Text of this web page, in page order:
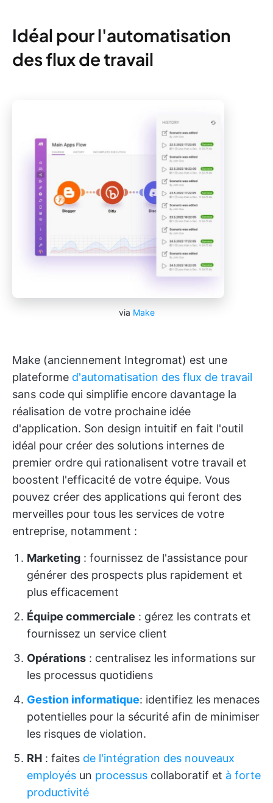
Idéal pour l'automatisation
des flux de travail
via Make
Make (anciennement Integromat) est une
plateforme d'automatisation des flux de travail
sans code qui simplifie encore davantage la
réalisation de votre prochaine idée
d'application. Son design intuitif en fait l'outil
idéal pour créer des solutions internes de
premier ordre qui rationalisent votre travail et
boostent l'efficacité de votre équipe. Vous
pouvez créer des applications qui feront des
merveilles pour tous les services de votre
entreprise, notamment :
Marketing : fournissez de l'assistance pour
générer des prospects plus rapidement et
plus efficacement
Équipe commerciale : gérez les contrats et
fournissez un service client
Opérations : centralisez les informations sur
les processus quotidiens
Gestion informatique: identifiez les menaces
potentielles pour la sécurité afin de minimiser
les risques de violation.
RH : faites de l'intégration des nouveaux
employés un processus collaboratif et à forte
productivité